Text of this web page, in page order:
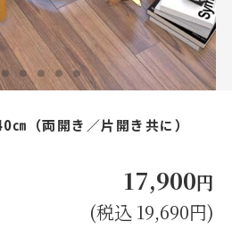
こちら
（両開き／片開き共に）
17,900円
(税込 19,690円)